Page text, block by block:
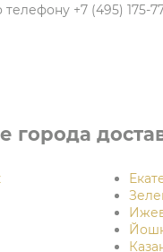
телефону +7 (495)
города